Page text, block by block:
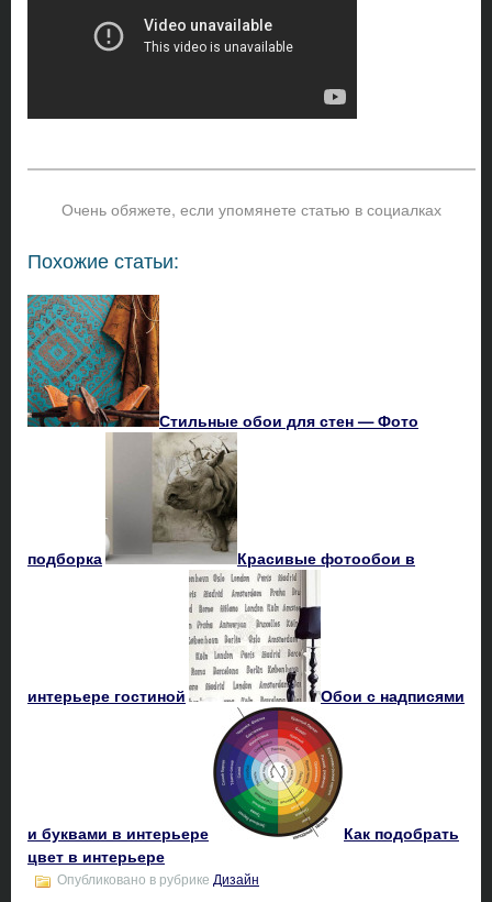
Очень обяжете, если упомянете статью в социалках
Похожие статьи:
Стильные обои для стен — Фото
подборка Красивые фотообои в
интерьере гостиной Обои с надписями
и буквами в интерьере
Как подобрать
цвет в интерьере
Опубликовано в рубрике Дизайн